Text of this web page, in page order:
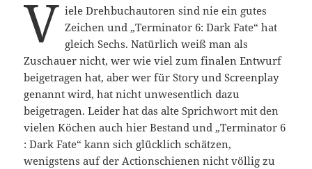
V iele Drehbuchautoren sind nie ein gutes
Zeichen und „Terminator 6: Dark Fate“ hat
gleich Sechs. Natürlich weiß man als
Zuschauer nicht, wer wie viel zum finalen Entwurf
beigetragen hat, aber wer für Story und Screenplay
genannt wird, hat nicht unwesentlich dazu
beigetragen. Leider hat das alte Sprichwort mit den
vielen Köchen auch hier Bestand und „Terminator 6
: Dark Fate“ kann sich glücklich schätzen,
wenigstens auf der Actionschienen nicht völlig zu